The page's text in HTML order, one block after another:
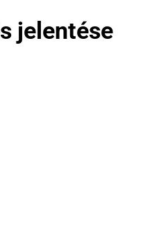
jelentése